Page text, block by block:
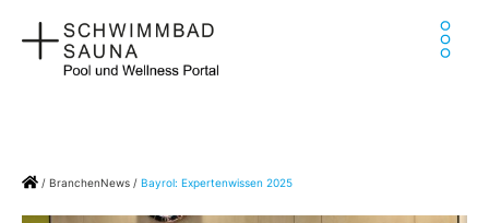
Inhalt
springen
Home
/ BranchenNews / Bayrol: Expertenwissen 2025